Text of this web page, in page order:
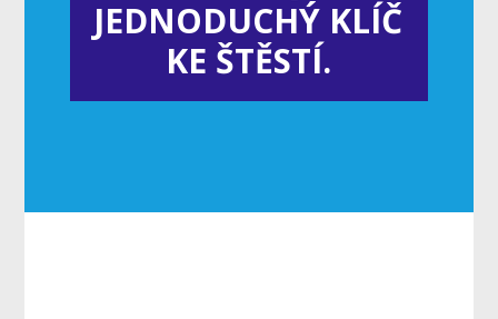
JEDNODUCHÝ KLÍČ
KE ŠTĚSTÍ.